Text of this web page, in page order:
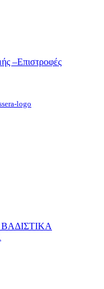
–Επιστροφές